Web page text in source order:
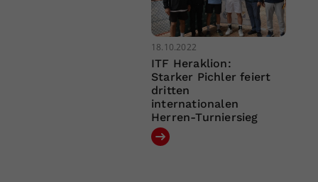
18.10.2022
ITF Heraklion:
Starker Pichler feiert
dritten
internationalen
Herren-Turniersieg